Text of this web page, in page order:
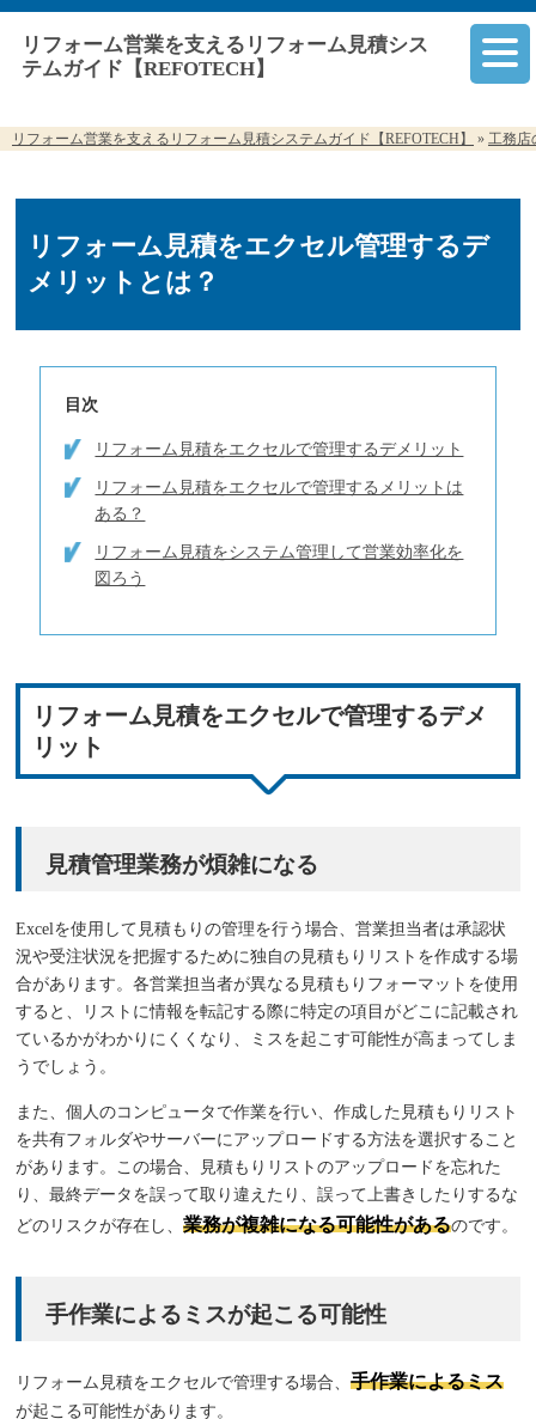
リフォーム営業を支えるリフォーム見積シス
テムガイド【REFOTECH】
リフォーム営業を支えるリフォーム見積システムガイド【REFOTECH】 » 工務店
リフォーム見積をエクセル管理するデ
メリットとは？
目次
リフォーム見積をエクセルで管理するデメリット
リフォーム見積をエクセルで管理するメリットは
ある？
リフォーム見積をシステム管理して営業効率化を
図ろう
リフォーム見積をエクセルで管理するデメ
リット
見積管理業務が煩雑になる
Excelを使用して見積もりの管理を行う場合、営業担当者は承認状
況や受注状況を把握するために独自の見積もりリストを作成する場
合があります。各営業担当者が異なる見積もりフォーマットを使用
すると、リストに情報を転記する際に特定の項目がどこに記載され
ているかがわかりにくくなり、ミスを起こす可能性が高まってしま
うでしょう。
また、個人のコンピュータで作業を行い、作成した見積もりリスト
を共有フォルダやサーバーにアップロードする方法を選択すること
があります。この場合、見積もりリストのアップロードを忘れた
り、最終データを誤って取り違えたり、誤って上書きしたりするな
どのリスクが存在し、業務が複雑になる可能性があるのです。
手作業によるミスが起こる可能性
リフォーム見積をエクセルで管理する場合、手作業によるミス
が起こる可能性があります。